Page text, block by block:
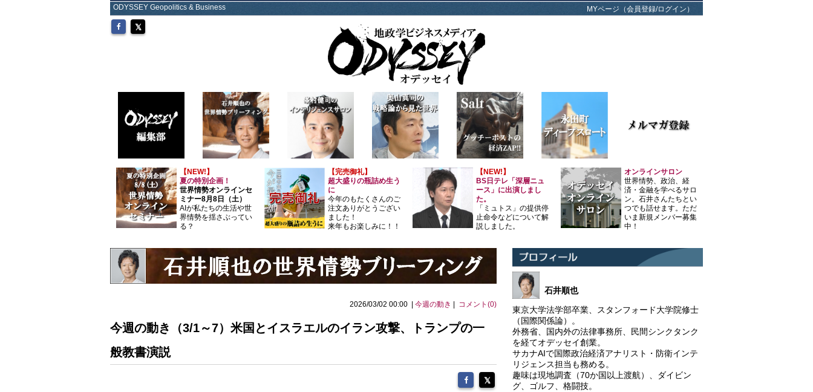
ODYSSEY Geopolitics & Business MYページ（会員登録/ログイン）
【NEW!】
夏の特別企画！
世界情勢オンラインセ
ミナー8月8日（土）
AIが私たちの生活や世
界情勢を揺さぶってい
る？
【完売御礼】
超大盛りの瓶詰め生う
に
今年のもたくさんのご
注文ありがとうござい
ました！
来年もお楽しみに！！
【NEW!】
BS日テレ「深層ニュ
ース」に出演しまし
た。
「ミュトス」の提供停
止命令などについて解
説しました。
オンラインサロン
世界情勢、政治、経
済・金融を学べるサロ
ン。石井さんたちとい
つでも話せます。ただ
いま新規メンバー募集
中！
2026/03/02 00:00 | 今週の動き コメント(0)
今週の動き（3/1～7）米国とイスラエルのイラン攻撃、トランプの一
般教書演説
石井順也
東京大学法学部卒業、スタンフォード大学院修士
（国際関係論）。
外務省、国内外の法律事務所、民間シンクタンク
を経てオデッセイ創業。
サカナAIで国際政治経済アナリスト・防衛インテ
リジェンス担当も務める。
趣味は現地調査（70か国以上渡航）、ダイビン
グ、ゴルフ、格闘技。